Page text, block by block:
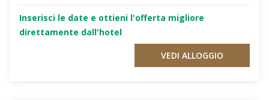
Inserisci le date e ottieni l'offerta migliore
direttamente dall'hotel
VEDI ALLOGGIO